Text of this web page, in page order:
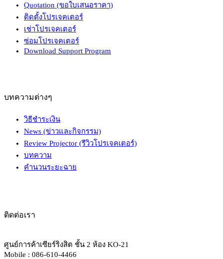
Quotation (ขอใบเสนอราคา)
ติดตั้งโปรเจคเตอร์
เช่าโปรเจคเตอร์
ซ่อมโปรเจคเตอร์
Download Support Program
บทความต่างๆ
วิธีชำระเงิน
News (ข่าวและกิจกรรม)
Review Projector (รีวิวโปรเจคเตอร์)
บทความ
คำนวนระยะฉาย
ติดต่อเรา
ศูนย์การค้าเซียร์ริงสิต ชั้น 2 ห้อง KO-21
Mobile : 086-610-4466